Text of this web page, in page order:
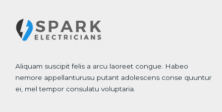
Aliquam suscipit felis a arcu laoreet congue. Habeo
nemore appellanturusu putant adolescens conse quuntur
ei, mel tempor consulatu voluptaria.